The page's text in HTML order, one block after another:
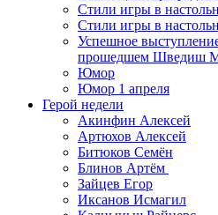
Стили игры в
Стили игры в
Успешное
прошедшем Шведиш
Юмор
Юмор 1 апреля
Герой недели
Акинфин Алексей
Артюхов Алексей
Битюков Семён
Блинов Артём
Зайцев Егор
Иксанов Исмагил